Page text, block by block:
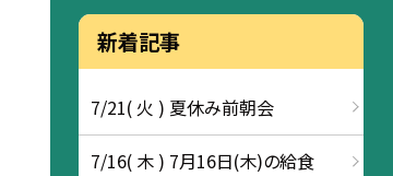
新着記事
7/21( 火 ) 夏休み前朝会
7/16( 木 ) 7月16日(木)の給食